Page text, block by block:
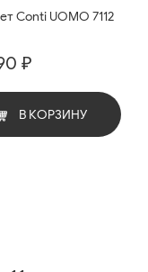
Conti UOMO 7112
₽
В КОРЗИНУ